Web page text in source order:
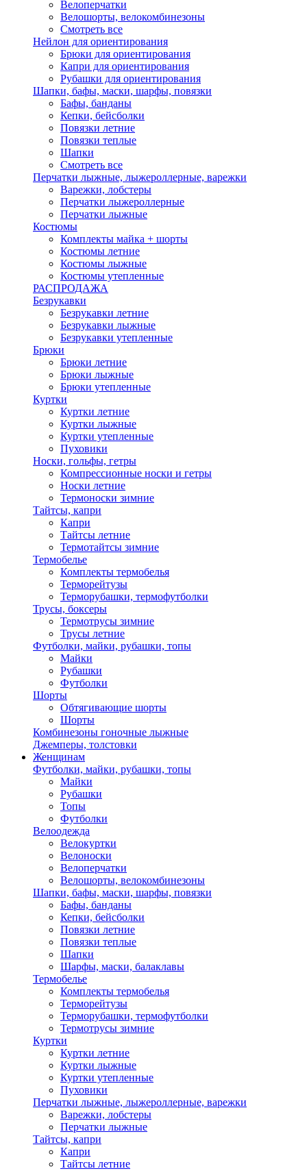
Велоперчатки
Велошорты, велокомбинезоны
Смотреть все
Нейлон для ориентирования
Брюки для ориентирования
Капри для ориентирования
Рубашки для ориентирования
Шапки, бафы, маски, шарфы, повязки
Бафы, банданы
Кепки, бейсболки
Повязки летние
Повязки теплые
Шапки
Смотреть все
Перчатки лыжные, лыжероллерные, варежки
Варежки, лобстеры
Перчатки лыжероллерные
Перчатки лыжные
Костюмы
Комплекты майка + шорты
Костюмы летние
Костюмы лыжные
Костюмы утепленные
РАСПРОДАЖА
Безрукавки
Безрукавки летние
Безрукавки лыжные
Безрукавки утепленные
Брюки
Брюки летние
Брюки лыжные
Брюки утепленные
Куртки
Куртки летние
Куртки лыжные
Куртки утепленные
Пуховики
Носки, гольфы, гетры
Компрессионные носки и гетры
Носки летние
Термоноски зимние
Тайтсы, капри
Капри
Тайтсы летние
Термотайтсы зимние
Термобелье
Комплекты термобелья
Терморейтузы
Терморубашки, термофутболки
Трусы, боксеры
Термотрусы зимние
Трусы летние
Футболки, майки, рубашки, топы
Майки
Рубашки
Футболки
Шорты
Обтягивающие шорты
Шорты
Комбинезоны гоночные лыжные
Джемперы, толстовки
Женщинам
Футболки, майки, рубашки, топы
Майки
Рубашки
Топы
Футболки
Велоодежда
Велокуртки
Велоноски
Велоперчатки
Велошорты, велокомбинезоны
Шапки, бафы, маски, шарфы, повязки
Бафы, банданы
Кепки, бейсболки
Повязки летние
Повязки теплые
Шапки
Шарфы, маски, балаклавы
Термобелье
Комплекты термобелья
Терморейтузы
Терморубашки, термофутболки
Термотрусы зимние
Куртки
Куртки летние
Куртки лыжные
Куртки утепленные
Пуховики
Перчатки лыжные, лыжероллерные, варежки
Варежки, лобстеры
Перчатки лыжные
Тайтсы, капри
Капри
Тайтсы летние